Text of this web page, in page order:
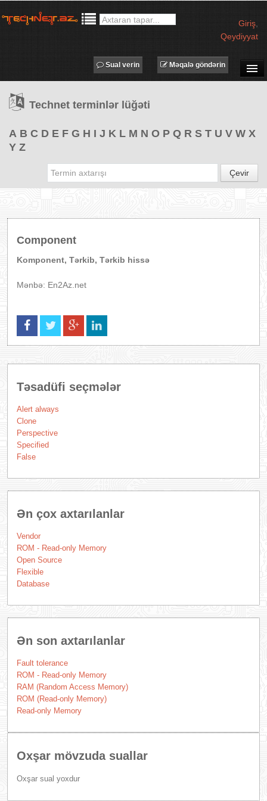
Giriş
Qeydiyyat
TƏDBİRLƏR
PROQRAMLAR
Məqalə göndərin
Sual verin
Technet terminlər lüğəti
A B C D E F G H I J K L M N O P Q R S T U V W X
Y Z
Çevir
Component
Komponent, Tərkib, Tərkib hissə
Mənbə: En2Az.net
Təsadüfi seçmələr
Alert always
Clone
Perspective
Specified
False
Ən çox axtarılanlar
Vendor
ROM - Read-only Memory
Open Source
Flexible
Database
Ən son axtarılanlar
Fault tolerance
ROM - Read-only Memory
RAM (Random Access Memory)
ROM (Read-only Memory)
Read-only Memory
Oxşar mövzuda suallar
Oxşar sual yoxdur